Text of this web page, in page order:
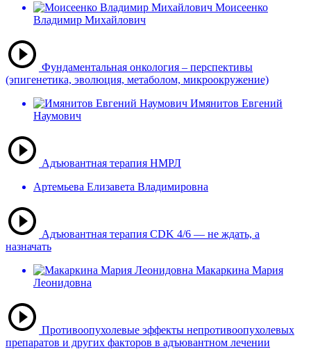
Моисеенко
Владимир Михайлович
Фундаментальная онкология – перспективы
(эпигенетика, эволюция, метаболом, микроокружение)
Имянитов Евгений
Наумович
Адъювантная терапия НМРЛ
Артемьева Елизавета Владимировна
Адъювантная терапия CDK 4/6 — не ждать, а
назначать
Макаркина Мария
Леонидовна
Противоопухолевые эффекты непротивоопухолевых
препаратов и других факторов в адъювантном лечении